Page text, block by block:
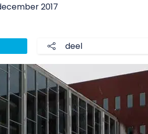
2017
deel